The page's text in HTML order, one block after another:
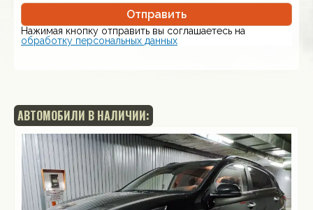
Отправить
Нажимая кнопку отправить вы соглашаетесь на
обработку персональных данных
АВТОМОБИЛИ В НАЛИЧИИ: